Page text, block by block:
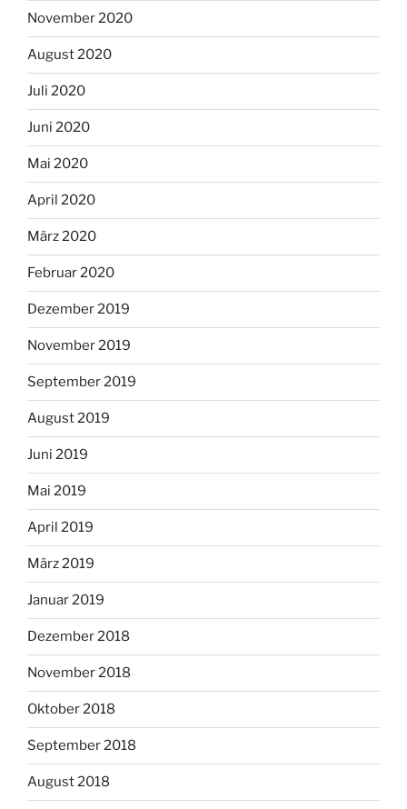
November 2020
August 2020
Juli 2020
Juni 2020
Mai 2020
April 2020
März 2020
Februar 2020
Dezember 2019
November 2019
September 2019
August 2019
Juni 2019
Mai 2019
April 2019
März 2019
Januar 2019
Dezember 2018
November 2018
Oktober 2018
September 2018
August 2018